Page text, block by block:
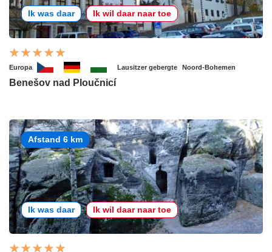
Ik was daar Ik wil daar naar toe
Europa Lausitzer gebergte Noord-Bohemen
Benešov nad Ploučnicí
Afstand 6 km
Ik was daar Ik wil daar naar toe